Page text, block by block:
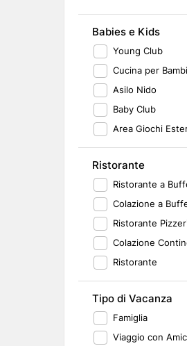
Babies e Kids
Young Club
Cucina per
Asilo Nido
Baby Club
Area Giochi
Ristorante
Ristorante a
Colazione a
Ristorante
Colazione
Ristorante
Tipo di Vacanza
Famiglia
Viaggio con